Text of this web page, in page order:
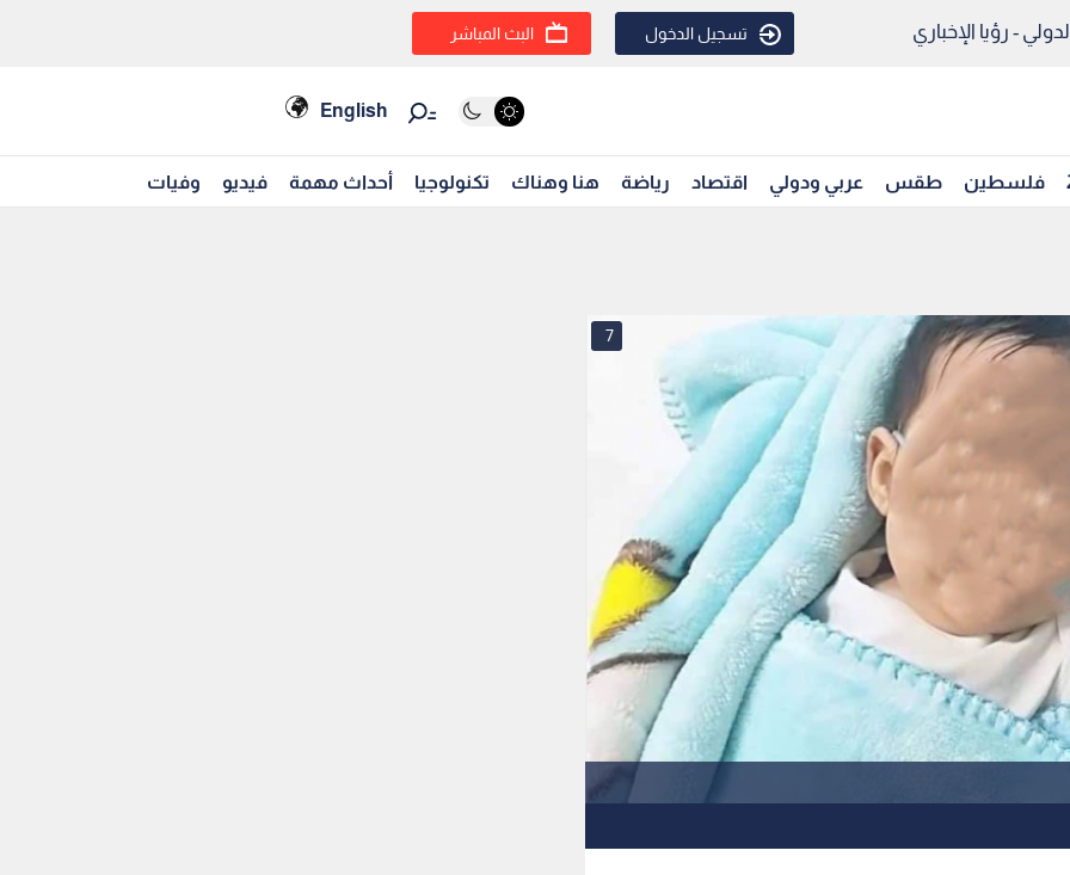
- رؤيا الإخباري تسجيل الدخول البث المباشر
English
فلسطين طقس عربي ودولي اقتصاد رياضة هنا وهناك تكنولوجيا أحداث مهمة فيديو وفيات
7